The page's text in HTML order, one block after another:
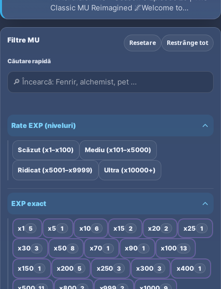
Classic MU Reimagined 🌌Welcome to
Aerthalon MU – a meticulously crafted Season
6 Episode 20 private server that brings you the
best of classic MU Online with modern
enhancements and balanced gameplay.🛡️ Why
Aerthalo…
Filtre MU Resetare Restrânge tot
Căutare rapidă
Rate EXP (niveluri)
Scăzut (x1–x100) Mediu (x101–x5000)
Ridicat (x5001–x9999) Ultra (x10000+)
EXP exact
x1 5 x5 1 x10 6 x15 2 x20 2 x25 1
x30 3 x50 8 x70 1 x90 1 x100 13
x150 1 x200 5 x250 3 x300 3 x400 1